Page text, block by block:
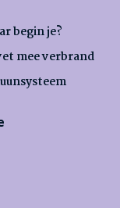
begin je?
mee verbrand